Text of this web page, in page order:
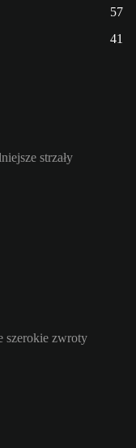
57
41
strzały
szerokie zwroty